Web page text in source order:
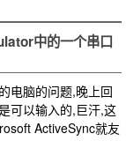
中的一个串口
电脑的问题,晚上回
可以输入的,巨汗,这
ActiveSync就友